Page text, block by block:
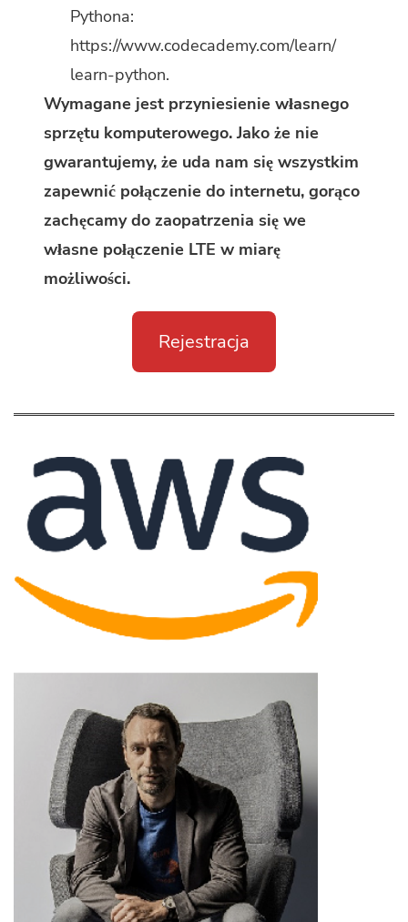
Pythona:
https://www.codecademy.com/learn/
learn-python.
Wymagane jest przyniesienie własnego
sprzętu komputerowego. Jako że nie
gwarantujemy, że uda nam się wszystkim
zapewnić połączenie do internetu, gorąco
zachęcamy do zaopatrzenia się we
własne połączenie LTE w miarę
możliwości.
Rejestracja